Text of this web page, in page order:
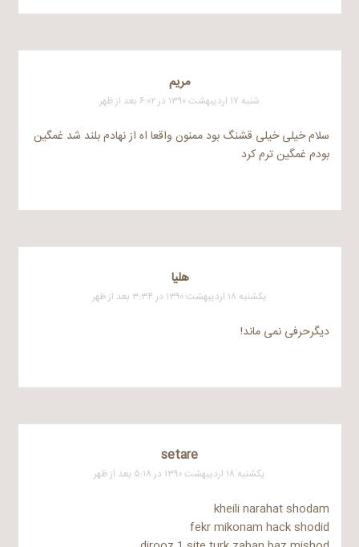
مریم
شنبه ۱۷ اردیبهشت ۱۳۹۰ در ۶:۰۲ بعد از ظهر
سلام خیلی خیلی قشنگ بود ممنون واقعا اه از نهادم بلند شد غمگین
بودم غمگین ترم کرد
هليا
یکشنبه ۱۸ اردیبهشت ۱۳۹۰ در ۳:۳۴ بعد از ظهر
دیگرحرفی نمی ماند!
setare
یکشنبه ۱۸ اردیبهشت ۱۳۹۰ در ۵:۱۸ بعد از ظهر
kheili narahat shodam
fekr mikonam hack shodid